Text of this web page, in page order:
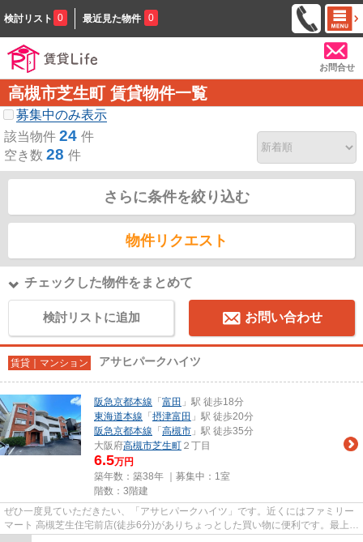
検討リスト 0 最近見た物件 0
お問合せ
高槻市芝生町 賃貸物件一覧
募集中のみ表示
該当物件 24 件
空き数 28 件
さらに条件を絞り込む
物件リクエスト
チェックした物件をまとめて
検討リストに追加 お問い合わせ
賃貸｜マンション アサヒパークハイツ
阪急京都本線 「 富田 」駅 徒歩18分
東海道本線 「 摂津富田 」駅 徒歩20分
阪急京都本線 「 高槻市 」駅 徒歩35分
大阪府高槻市芝生町 ２丁目
6.5万円
築年数：築38年 ｜募集中： 1室
階数：3階建
ぜひ一度見ていただきたい、「アサヒパークハイツ」です。近くにはファミリー
マート 高槻芝生住宅前店(徒歩6分)がありちょっとした買い物に便利です。最上階